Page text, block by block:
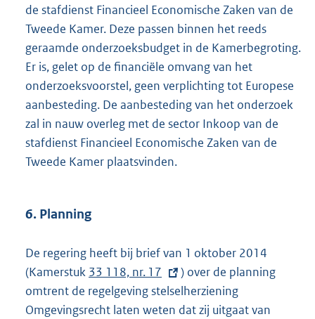
de stafdienst Financieel Economische Zaken van de
Tweede Kamer. Deze passen binnen het reeds
geraamde onderzoeksbudget in de Kamerbegroting.
Er is, gelet op de financiële omvang van het
onderzoeksvoorstel, geen verplichting tot Europese
aanbesteding. De aanbesteding van het onderzoek
zal in nauw overleg met de sector Inkoop van de
stafdienst Financieel Economische Zaken van de
Tweede Kamer plaatsvinden.
6. Planning
De regering heeft bij brief van 1 oktober 2014
(Kamerstuk E
x
t
33 118, nr. 17
) over de planning
omtrent de regelgeving stelselherziening
Omgevingsrecht laten weten dat zij uitgaat van